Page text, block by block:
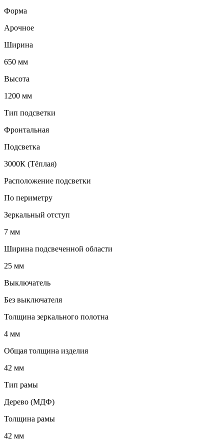
Форма
Арочное
Ширина
650 мм
Высота
1200 мм
Тип подсветки
Фронтальная
Подсветка
3000К (Тёплая)
Расположение подсветки
По периметру
Зеркальный отступ
7 мм
Ширина подсвеченной области
25 мм
Выключатель
Без выключателя
Толщина зеркального полотна
4 мм
Общая толщина изделия
42 мм
Тип рамы
Дерево (МДФ)
Толщина рамы
42 мм